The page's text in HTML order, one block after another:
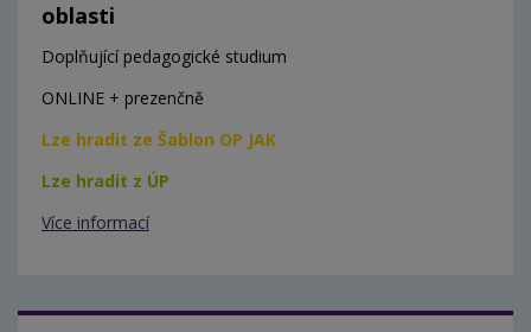
oblasti
Doplňující pedagogické studium
ONLINE + prezenčně
Lze hradit ze Šablon OP JAK
Lze hradit z ÚP
Více informací